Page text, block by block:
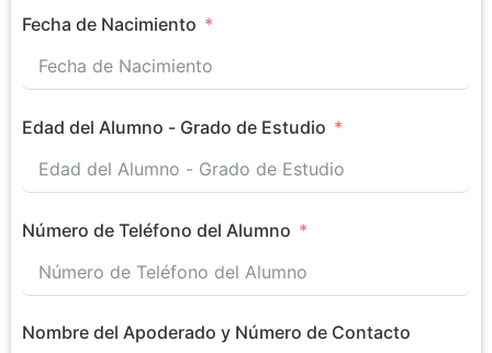
Fecha de Nacimiento
Edad del Alumno - Grado de Estudio
Número de Teléfono del Alumno
Nombre del Apoderado y Número de Contacto